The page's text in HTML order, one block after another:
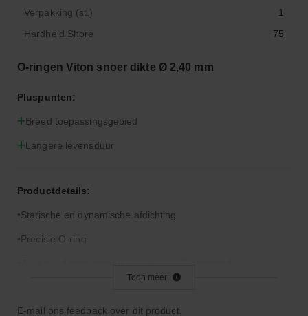
Verpakking (st.)
1
Hardheid Shore
75
O-ringen Viton snoer dikte Ø 2,40 mm
Pluspunten:
Breed toepassingsgebied
Langere levensduur
Productdetails:
Statische en dynamische afdichting
Precisie O-ring
Let op: Viton is niet geschikt voor remvloeistof
Toon meer
E-mail ons feedback over dit product.